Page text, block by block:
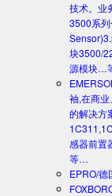
技术。业
3500系
块3500/
源模块…
袖,在商
的解决方
感器前置
等…
EPRO/德